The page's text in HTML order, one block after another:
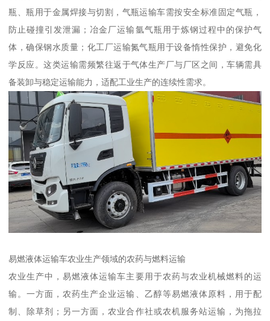
瓶、瓶用于金属焊接与切割，气瓶运输车需按安全标准固定气瓶，
防止碰撞引发泄漏；冶金厂运输氩气瓶用于炼钢过程中的保护气
体，确保钢水质量；化工厂运输氮气瓶用于设备惰性保护，避免化
学反应。这类运输需频繁往返于气体生产厂与厂区之间，车辆需具
备装卸与稳定运输能力，适配工业生产的连续性需求。​
易燃液体运输车农业生产领域的农药与燃料运输​
农业生产中，易燃液体运输车主要用于农药与农业机械燃料的运
输。一方面，农药生产企业运输、乙醇等易燃液体原料，用于配
制、除草剂；另一方面，农业合作社或农机服务站运输，为拖拉